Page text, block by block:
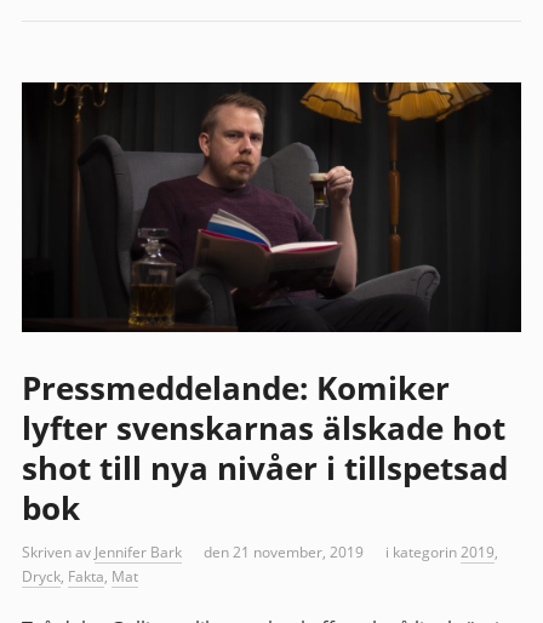
Pressmeddelande: Komiker
lyfter svenskarnas älskade hot
shot till nya nivåer i tillspetsad
bok
Skriven av Jennifer Bark den 21 november, 2019 i kategorin2019,
Dryck, Fakta, Mat